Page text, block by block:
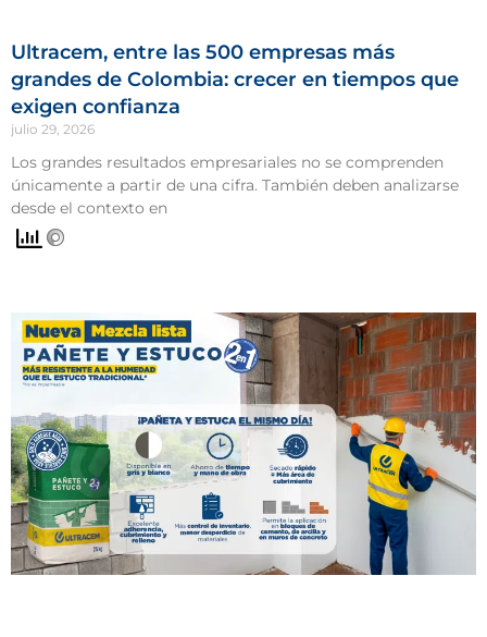
Ultracem, entre las 500 empresas más
grandes de Colombia: crecer en tiempos que
exigen confianza
julio 29, 2026
Los grandes resultados empresariales no se comprenden
únicamente a partir de una cifra. También deben analizarse
desde el contexto en